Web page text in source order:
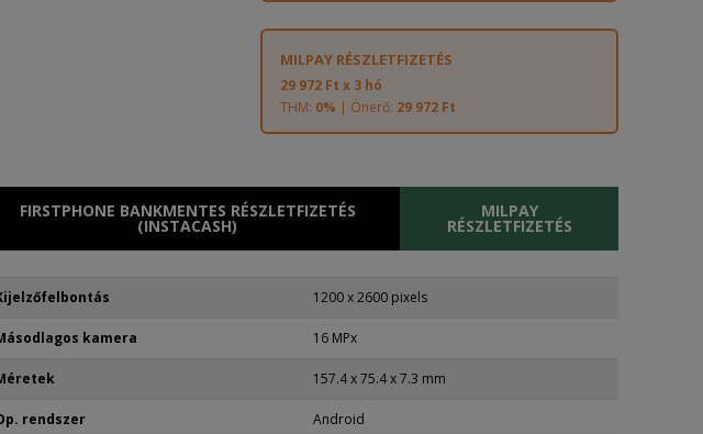
MILPAY RÉSZLETFIZETÉS
29 972 Ft x 3 hó
THM: 0% | Önerő: 29 972 Ft
FIRSTPHONE BANKMENTES RÉSZLETFIZETÉS
(INSTACASH)
MILPAY
RÉSZLETFIZETÉS
1200 x 2600 pixels
kamera 16 MPx
157.4 x 75.4 x 7.3 mm
rendszer Android